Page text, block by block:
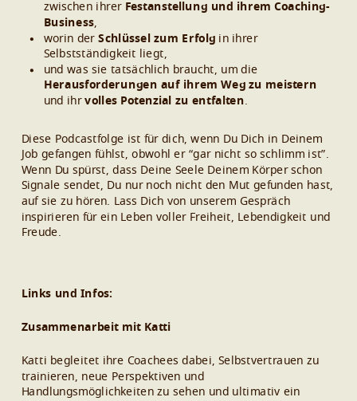
zwischen ihrer Festanstellung und ihrem Coaching-
Business,
worin derSchlüssel zum Erfolg in ihrer
Selbstständigkeit liegt,
und was sie tatsächlich braucht, um die
Herausforderungen auf ihrem Weg zu meistern
und ihrvolles Potenzial zu entfalten
Diese Podcastfolge ist für dich, wenn Du Dich in Deinem
Job gefangen fühlst, obwohl er “gar nicht so schlimm ist”.
Wenn Du spürst, dass Deine Seele Deinem Körper schon
Signale sendet, Du nur noch nicht den Mut gefunden hast,
auf sie zu hören. Lass Dich von unserem Gespräch
inspirieren für ein Leben voller Freiheit, Lebendigkeit und
Freude.
Links und Infos:
Zusammenarbeit mit Katti
Katti begleitet ihre Coachees dabei, Selbstvertrauen zu
trainieren, neue Perspektiven und
Handlungsmöglichkeiten zu sehen und ultimativ ein